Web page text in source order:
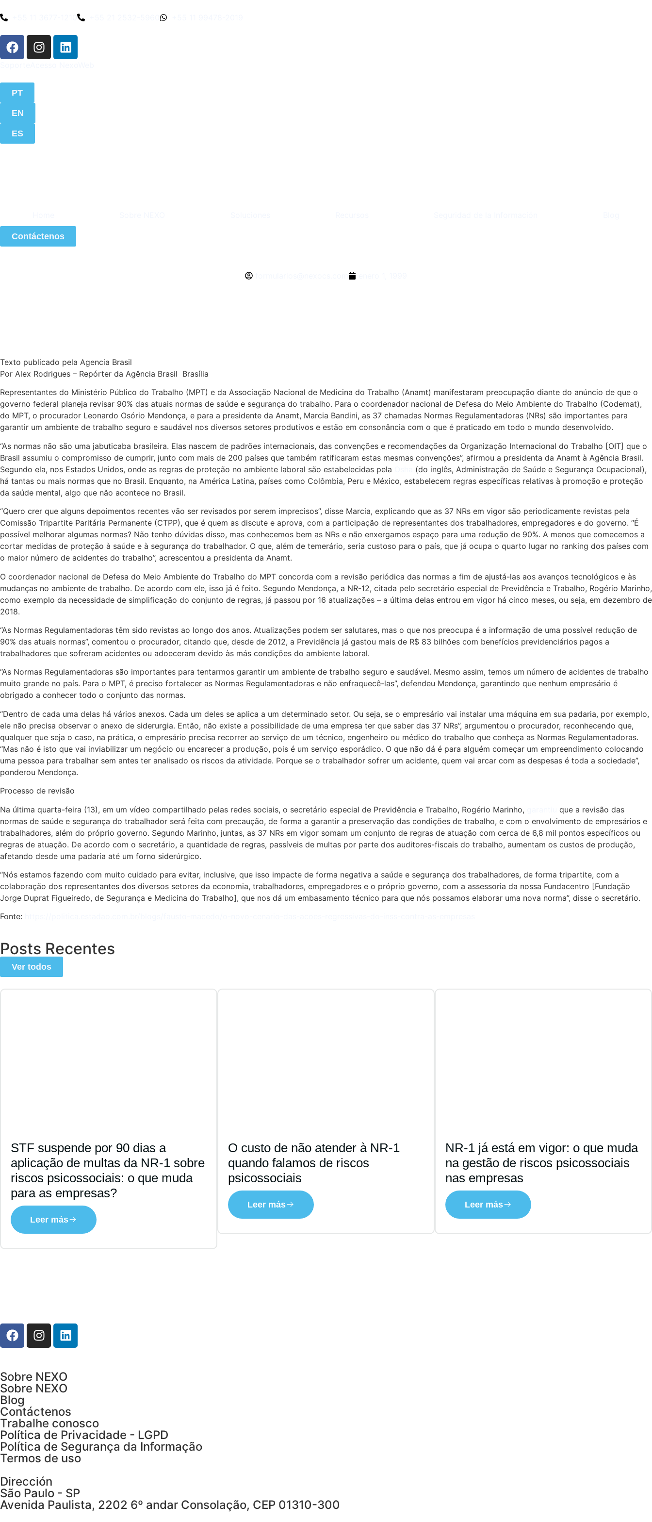
PT
EN
ES
Contáctenos
Texto publicado pela Agencia Brasil
Por Alex Rodrigues – Repórter da Agência Brasil Brasília
Representantes do Ministério Público do Trabalho (MPT) e da Associação Nacional de Medicina do Trabalho (Anamt) manifestaram preocupação diante do anúncio de que o
governo federal planeja revisar 90% das atuais normas de saúde e segurança do trabalho. Para o coordenador nacional de Defesa do Meio Ambiente do Trabalho (Codemat),
do MPT, o procurador Leonardo Osório Mendonça, e para a presidente da Anamt, Marcia Bandini, as 37 chamadas Normas Regulamentadoras (NRs) são importantes para
garantir um ambiente de trabalho seguro e saudável nos diversos setores produtivos e estão em consonância com o que é praticado em todo o mundo desenvolvido.
“As normas não são uma jabuticaba brasileira. Elas nascem de padrões internacionais, das convenções e recomendações da Organização Internacional do Trabalho [OIT] que o
Brasil assumiu o compromisso de cumprir, junto com mais de 200 países que também ratificaram estas mesmas convenções”, afirmou a presidenta da Anamt à Agência Brasil.
Segundo ela, nos Estados Unidos, onde as regras de proteção no ambiente laboral são estabelecidas pela
(do inglês, Administração de Saúde e Segurança Ocupacional),
há tantas ou mais normas que no Brasil. Enquanto, na América Latina, países como Colômbia, Peru e México, estabelecem regras específicas relativas à promoção e proteção
da saúde mental, algo que não acontece no Brasil.
“Quero crer que alguns depoimentos recentes vão ser revisados por serem imprecisos”, disse Marcia, explicando que as 37 NRs em vigor são periodicamente revistas pela
Comissão Tripartite Paritária Permanente (CTPP), que é quem as discute e aprova, com a participação de representantes dos trabalhadores, empregadores e do governo. “É
possível melhorar algumas normas? Não tenho dúvidas disso, mas conhecemos bem as NRs e não enxergamos espaço para uma redução de 90%. A menos que comecemos a
cortar medidas de proteção à saúde e à segurança do trabalhador. O que, além de temerário, seria custoso para o país, que já ocupa o quarto lugar no ranking dos países com
o maior número de acidentes do trabalho”, acrescentou a presidenta da Anamt.
O coordenador nacional de Defesa do Meio Ambiente do Trabalho do MPT concorda com a revisão periódica das normas a fim de ajustá-las aos avanços tecnológicos e às
mudanças no ambiente de trabalho. De acordo com ele, isso já é feito. Segundo Mendonça, a NR-12, citada pelo secretário especial de Previdência e Trabalho, Rogério Marinho,
como exemplo da necessidade de simplificação do conjunto de regras, já passou por 16 atualizações – a última delas entrou em vigor há cinco meses, ou seja, em dezembro de
2018.
“As Normas Regulamentadoras têm sido revistas ao longo dos anos. Atualizações podem ser salutares, mas o que nos preocupa é a informação de uma possível redução de
90% das atuais normas”, comentou o procurador, citando que, desde de 2012, a Previdência já gastou mais de R$ 83 bilhões com benefícios previdenciários pagos a
trabalhadores que sofreram acidentes ou adoeceram devido às más condições do ambiente laboral.
“As Normas Regulamentadoras são importantes para tentarmos garantir um ambiente de trabalho seguro e saudável. Mesmo assim, temos um número de acidentes de trabalho
muito grande no país. Para o MPT, é preciso fortalecer as Normas Regulamentadoras e não enfraquecê-las”, defendeu Mendonça, garantindo que nenhum empresário é
obrigado a conhecer todo o conjunto das normas.
“Dentro de cada uma delas há vários anexos. Cada um deles se aplica a um determinado setor. Ou seja, se o empresário vai instalar uma máquina em sua padaria, por exemplo,
ele não precisa observar o anexo de siderurgia. Então, não existe a possibilidade de uma empresa ter que saber das 37 NRs”, argumentou o procurador, reconhecendo que,
qualquer que seja o caso, na prática, o empresário precisa recorrer ao serviço de um técnico, engenheiro ou médico do trabalho que conheça as Normas Regulamentadoras.
“Mas não é isto que vai inviabilizar um negócio ou encarecer a produção, pois é um serviço esporádico. O que não dá é para alguém começar um empreendimento colocando
uma pessoa para trabalhar sem antes ter analisado os riscos da atividade. Porque se o trabalhador sofrer um acidente, quem vai arcar com as despesas é toda a sociedade”,
ponderou Mendonça.
Processo de revisão
Na última quarta-feira (13), em um vídeo compartilhado pelas redes sociais, o secretário especial de Previdência e Trabalho, Rogério Marinho,
que a revisão das
normas de saúde e segurança do trabalhador será feita com precaução, de forma a garantir a preservação das condições de trabalho, e com o envolvimento de empresários e
trabalhadores, além do próprio governo. Segundo Marinho, juntas, as 37 NRs em vigor somam um conjunto de regras de atuação com cerca de 6,8 mil pontos específicos ou
regras de atuação. De acordo com o secretário, a quantidade de regras, passíveis de multas por parte dos auditores-fiscais do trabalho, aumentam os custos de produção,
afetando desde uma padaria até um forno siderúrgico.
“Nós estamos fazendo com muito cuidado para evitar, inclusive, que isso impacte de forma negativa a saúde e segurança dos trabalhadores, de forma tripartite, com a
colaboração dos representantes dos diversos setores da economia, trabalhadores, empregadores e o próprio governo, com a assessoria da nossa Fundacentro [Fundação
Jorge Duprat Figueiredo, de Segurança e Medicina do Trabalho], que nos dá um embasamento técnico para que nós possamos elaborar uma nova norma”, disse o secretário.
Fonte:
Posts Recentes
Ver todos
STF suspende por 90 dias a
aplicação de multas da NR-1 sobre
riscos psicossociais: o que muda
para as empresas?
Leer más
O custo de não atender à NR-1
quando falamos de riscos
psicossociais
Leer más
NR-1 já está em vigor: o que muda
na gestão de riscos psicossociais
nas empresas
Leer más
Sobre NEXO
Sobre NEXO
Blog
Contáctenos
Trabalhe conosco
Política de Privacidade - LGPD
Política de Segurança da Informação
Termos de uso
Dirección
São Paulo - SP
Avenida Paulista, 2202 6º andar Consolação, CEP 01310-300